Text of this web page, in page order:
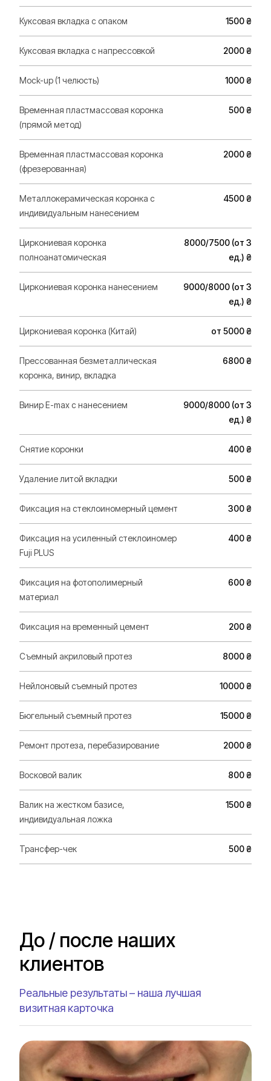
Куксовая вкладка с опаком 1500 ₴
Куксовая вкладка с напрессовкой 2000 ₴
Mock-up (1 челюсть) 1000 ₴
Временная пластмассовая коронка
(прямой метод)
500 ₴
Временная пластмассовая коронка
(фрезерованная)
2000 ₴
Металлокерамическая коронка с
индивидуальным нанесением
4500 ₴
Циркониевая коронка
полноанатомическая
8000/7500 (от 3
ед.) ₴
Циркониевая коронка нанесением
9000/8000 (от 3
ед.) ₴
Циркониевая коронка (Китай) от 5000 ₴
Прессованная безметаллическая
коронка, винир, вкладка
6800 ₴
Винир Е-max с нанесением
9000/8000 (от 3
ед.) ₴
Снятие коронки 400 ₴
Удаление литой вкладки 500 ₴
Фиксация на стеклоиномерный цемент 300 ₴
Фиксация на усиленный стеклоиномер
Fuji PLUS
400 ₴
Фиксация на фотополимерный
материал
600 ₴
Фиксация на временный цемент 200 ₴
Съемный акриловый протез 8000 ₴
Нейлоновый съемный протез 10000 ₴
Бюгельный съемный протез 15000 ₴
Ремонт протеза, перебазирование 2000 ₴
Восковой валик 800 ₴
Валик на жестком базисе,
индивидуальная ложка
1500 ₴
Трансфер-чек 500 ₴
До / после наших
клиентов
Реальные результаты – наша лучшая
визитная карточка